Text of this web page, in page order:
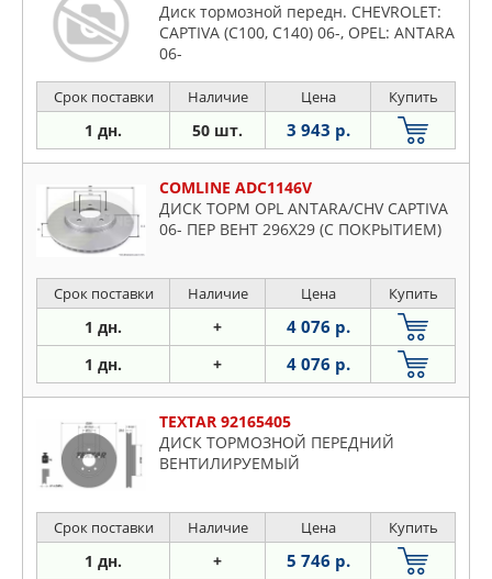
Диск тормозной передн. CHEVROLET:
CAPTIVA (C100, C140) 06-, OPEL: ANTARA
06-
Срок поставки Наличие Цена Купить
1 дн. 50 шт. 3 943 р.
COMLINE ADC1146V
ДИСК ТОРМ OPL ANTARA/CHV CAPTIVA
06- ПЕР ВЕНТ 296X29 (С ПОКРЫТИЕМ)
Срок поставки Наличие Цена Купить
1 дн. + 4 076 р.
1 дн. + 4 076 р.
TEXTAR 92165405
ДИСК ТОРМОЗНОЙ ПЕРЕДНИЙ
ВЕНТИЛИРУЕМЫЙ
Срок поставки Наличие Цена Купить
1 дн. + 5 746 р.